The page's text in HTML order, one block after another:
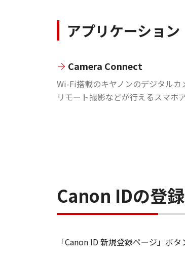
アプリケーション
Camera Connect
Wi-Fi搭載のキヤノンのデジタルカ
リモート撮影などが行えるスマホア
Canon IDの登
「Canon ID 新規登録ページ」ボ